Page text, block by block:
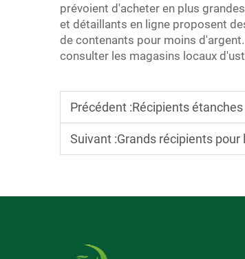
prévoient d'acheter en plus
et détaillants en ligne proposent
de contenants pour moins
consulter les magasins locaux
Précédent :Récipients étanches
Suivant :Grands récipients pour la